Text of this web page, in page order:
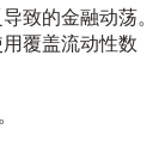
致的金融动荡。
覆盖流动性数